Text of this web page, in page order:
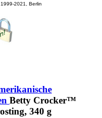
2021, Berlin
Betty Crocker™
340 g